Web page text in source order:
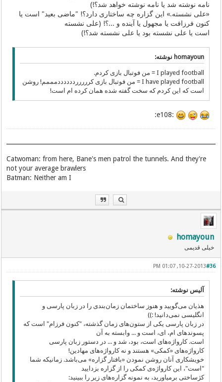
نامه نوشته شد یا نامه نوشته خواهد شد؟!)
«علی نشسته.» این گزاره چه ساختاری دارد؟! "ماضی بعید" است یا
کنون فرزافت یا مجهول یا آینده و ...؟! (علی نشسته
است یا علی نشسته بود یا علی نشسته شد؟!)
homayoun نوشته:
I played football = من فوتبال بازی کردم.
I have played football = من فوتبال بازی کرررررددددددمممم! روشن
است که این کردم که سخت گفته شده همان کرده ام است!
:e108:
Catwoman: from here, Bane's men patrol the tunnels. And they're
not your average brawlers
Batman: Neither am I
homayoun
خیلی قدیمی
#36
10-27-2013, 01:07 PM
آلیس نوشته:
هذیان می‌گویید و هنوز ساختمان زمان‌بندی را در زبان پارسی و
انگلیسی نمی‌دانید! :))
در زبان پارسی یکی از ستون‌های زمان گذشته، "کنون فرزام" است که
پسوندهای ام، ای، است و ... وابسته به آن
است. کارواژه‌های است، بود، شد و ... در دستور زبان پارسی
کارواژه‌های «کمکی» هستند و نه کارواژه‌های مهادین!
خویشکاری آنان روشن نمودن «بافتار گزاره» می‌باشد. زمانیکه شما
"است"، این کارواژه‌ی کمکی را از گزاره بزدایید
کژساختی برمیاورید، به نمونه گزاره‌های زیر را ببینید: